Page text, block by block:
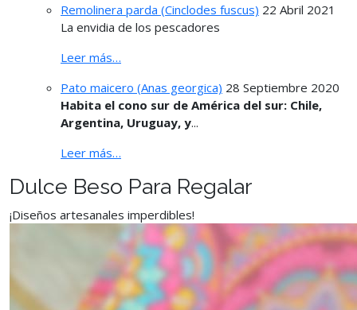
Remolinera parda (Cinclodes fuscus) 22 Abril 2021
La envidia de los pescadores
Leer más…
Pato maicero (Anas georgica) 28 Septiembre 2020
Habita el cono sur de América del sur: Chile,
Argentina, Uruguay, y...
Leer más…
Dulce Beso Para Regalar
¡Diseños artesanales imperdibles!